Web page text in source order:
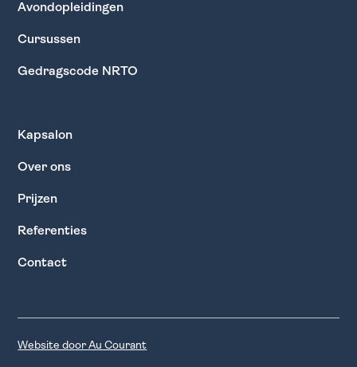
Avondopleidingen
Cursussen
Gedragscode NRTO
Kapsalon
Over ons
Prijzen
Referenties
Contact
Website door Au Courant